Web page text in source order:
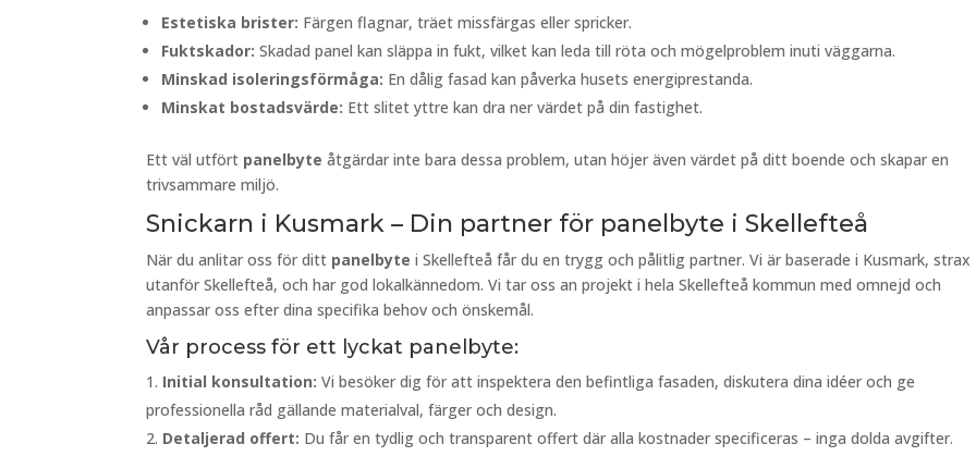
Estetiska brister: Färgen flagnar, träet missfärgas eller spricker.
Fuktskador: Skadad panel kan släppa in fukt, vilket kan leda till röta och mögelproblem inuti väggarna.
Minskad isoleringsförmåga: En dålig fasad kan påverka husets energiprestanda.
Minskat bostadsvärde: Ett slitet yttre kan dra ner värdet på din fastighet.
Ett väl utfört panelbyte åtgärdar inte bara dessa problem, utan höjer även värdet på ditt boende och skapar en
trivsammare miljö.
Snickarn i Kusmark – Din partner för panelbyte i Skellefteå
När du anlitar oss för ditt panelbyte i Skellefteå får du en trygg och pålitlig partner. Vi är baserade i Kusmark, strax
utanför Skellefteå, och har god lokalkännedom. Vi tar oss an projekt i hela Skellefteå kommun med omnejd och
anpassar oss efter dina specifika behov och önskemål.
Vår process för ett lyckat panelbyte:
Initial konsultation: Vi besöker dig för att inspektera den befintliga fasaden, diskutera dina idéer och ge
professionella råd gällande materialval, färger och design.
Detaljerad offert: Du får en tydlig och transparent offert där alla kostnader specificeras – inga dolda avgifter.